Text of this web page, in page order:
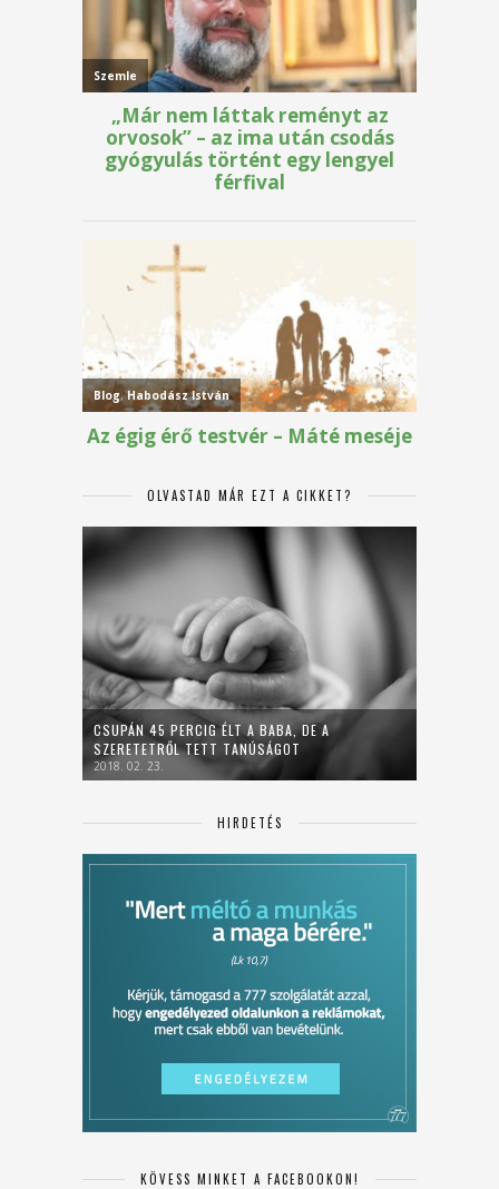
OLVASTAD MÁR EZT A CIKKET?
CSUPÁN 45 PERCIG ÉLT A BABA, DE A
SZERETETRŐL TETT TANÚSÁGOT
2018. 02. 23.
HIRDETÉS
KÖVESS MINKET A FACEBOOKON!